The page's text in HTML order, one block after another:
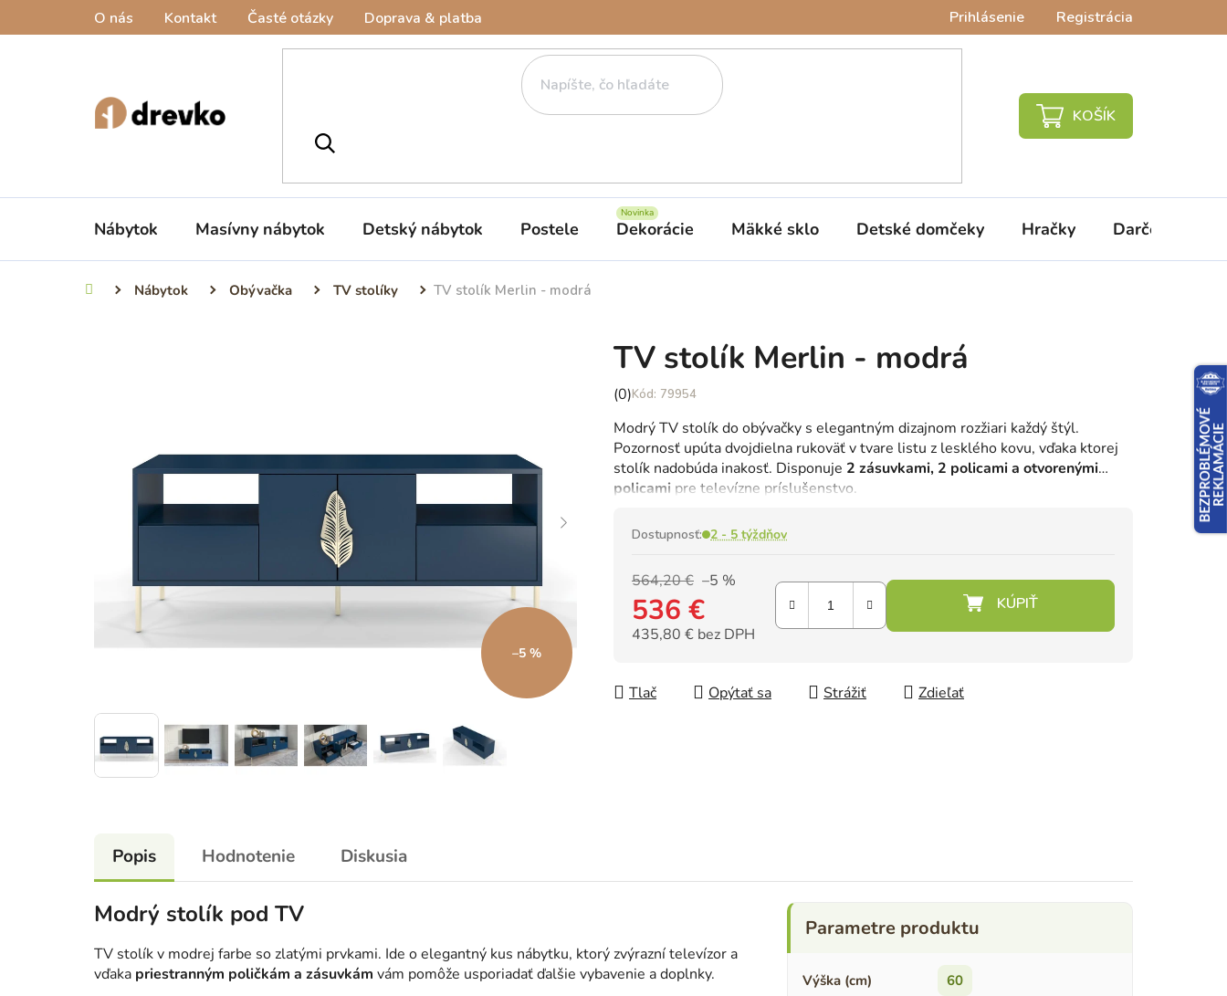
O nás Kontakt Časté otázky Doprava & platba Prihlásenie Registrácia
NÁKUPNÝ
Nábytok Masívny nábytok Detský nábytok Postele Dekorácie Mäkké sklo Detské domčeky Hračky Darčeky
Domov Nábytok Obývačka TV stolíky TV stolík Merlin - modrá
TV stolík Merlin - modrá
Priemerné
produktu
je
0,0
z
hviezdičiek.
(0) 79954
Modrý TV stolík do obývačky s elegantným dizajnom rozžiari každý štýl.
Pozornosť upúta dvojdielna rukoväť v tvare listu z lesklého kovu, vďaka ktorej
stolík nadobúda inakosť. Disponuje 2 zásuvkami, 2 policami a otvorenými
policami pre televízne príslušenstvo.
Dostupnosť: 2 - 5 týždňov
564,20 € –5 %
536 €
435,80 € bez DPH
Tlač
Opýtať sa Strážiť Zdieľať
–5 %
Popis Hodnotenie Diskusia
Modrý stolík pod TV
TV stolík v modrej farbe so zlatými prvkami. Ide o elegantný kus nábytku, ktorý zvýrazní televízor a
vďaka priestranným poličkám a zásuvkám vám pomôže usporiadať ďalšie vybavenie a doplnky.
Výška (cm) 60